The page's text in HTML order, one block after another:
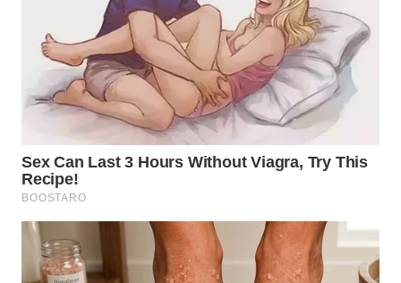
WN
PADANG
LAWAS
SUMEDANG
WN
CIANJUR
WN
KEPULAUAN